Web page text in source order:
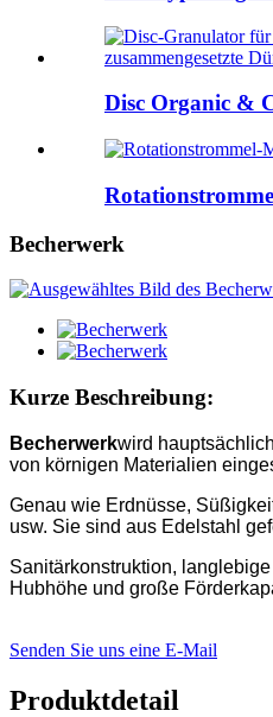
Disc Organic &
Becherwerk
Kurze Beschreibung:
Becherwerkwird
von körnigen Materialien
Genau wie Erdnüsse,
usw. Sie sind aus Edelstahl
Sanitärkonstruktion,
Hubhöhe und große
Senden Sie uns eine E-Mail
Produktdetail